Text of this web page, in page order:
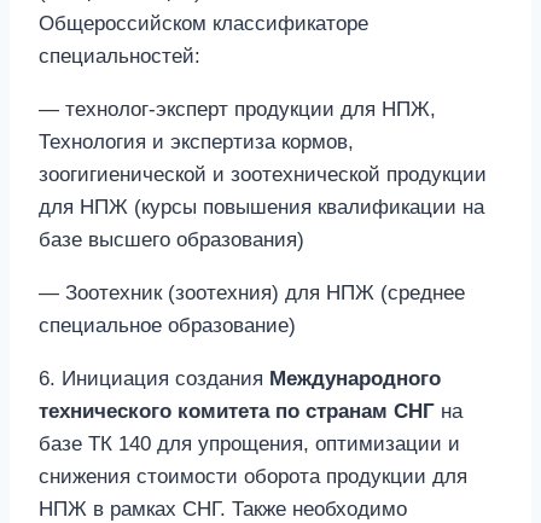
Общероссийском классификаторе
специальностей:
— технолог-эксперт продукции для НПЖ,
Технология и экспертиза кормов,
зоогигиенической и зоотехнической продукции
для НПЖ (курсы повышения квалификации на
базе высшего образования)
— Зоотехник (зоотехния) для НПЖ (среднее
специальное образование)
6. Инициация создания Международного
технического комитета по странам СНГ на
базе ТК 140 для упрощения, оптимизации и
снижения стоимости оборота продукции для
НПЖ в рамках СНГ. Также необходимо